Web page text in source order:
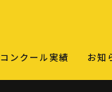
コンクール実績 お知